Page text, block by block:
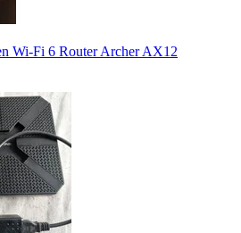
Wi-Fi 6 Router Archer AX12